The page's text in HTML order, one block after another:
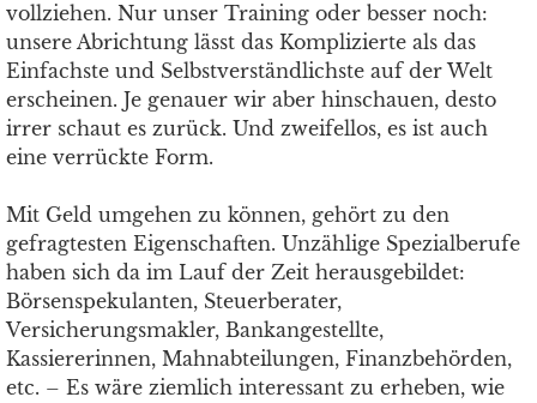
vollziehen. Nur unser Training oder besser noch:
unsere Abrichtung lässt das Komplizierte als das
Einfachste und Selbstverständlichste auf der Welt
erscheinen. Je genauer wir aber hinschauen, desto
irrer schaut es zurück. Und zweifellos, es ist auch
eine verrückte Form.
Mit Geld umgehen zu können, gehört zu den
gefragtesten Eigenschaften. Unzählige Spezialberufe
haben sich da im Lauf der Zeit herausgebildet:
Börsenspekulanten, Steuerberater,
Versicherungsmakler, Bankangestellte,
Kassiererinnen, Mahnabteilungen, Finanzbehörden,
etc. – Es wäre ziemlich interessant zu erheben, wie